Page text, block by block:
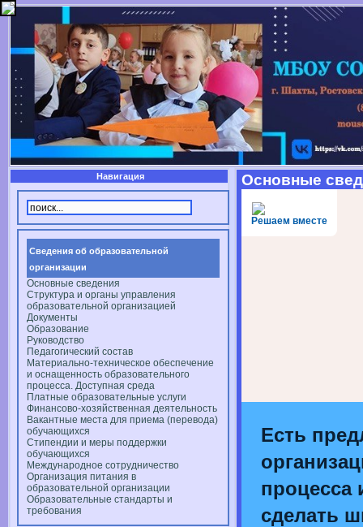
Навигация
Сведения об образовательной
организации
Основные сведения
Структура и органы управления
образовательной организацией
Документы
Образование
Руководство
Педагогический состав
Материально-техническое обеспечение
и оснащенность образовательного
процесса. Доступная среда
Платные образовательные услуги
Финансово-хозяйственная деятельность
Вакантные места для приема (перевода)
обучающихся
Стипендии и меры поддержки
обучающихся
Международное сотрудничество
Организация питания в
образовательной организации
Образовательные стандарты и
требования
Основные
Решаем вместе
Есть
процесса
сделать